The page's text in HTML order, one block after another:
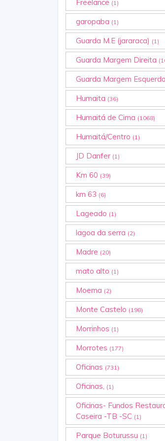
Freelance (1)
garopaba (1)
Guarda M.E (jararaca) (1)
Guarda Margem Direita
Guarda Margem Esquerda
Humaita (36)
Humaitá de Cima (1068)
Humaitá/Centro (1)
JD Danfer (1)
Km 60 (39)
km 63 (6)
Lageado (1)
lagoa da serra (2)
Madre (20)
mato alto (1)
Moema (2)
Monte Castelo (198)
Morrinhos (1)
Morrotes (177)
Oficinas (731)
Oficinas, (1)
Oficinas- Fundos
Caseira -TB -SC (1)
Parque Boturussu (1)